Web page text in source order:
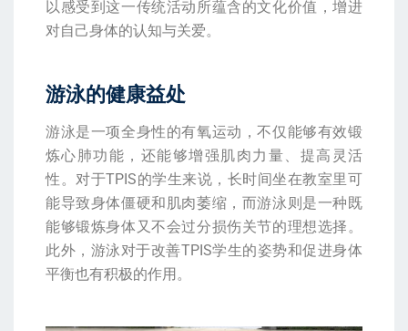
以感受到这一传统活动所蕴含的文化价值，增进
对自己身体的认知与关爱。
游泳的健康益处
游泳是一项全身性的有氧运动，不仅能够有效锻
炼心肺功能，还能够增强肌肉力量、提高灵活
性。对于TPIS的学生来说，长时间坐在教室里可
能导致身体僵硬和肌肉萎缩，而游泳则是一种既
能够锻炼身体又不会过分损伤关节的理想选择。
此外，游泳对于改善TPIS学生的姿势和促进身体
平衡也有积极的作用。